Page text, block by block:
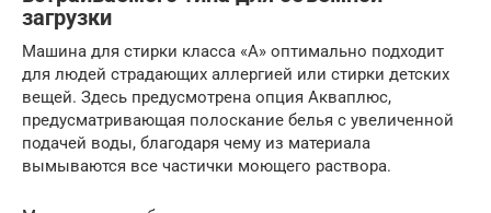
загрузки
Машина для стирки класса «А» оптимально подходит
для людей страдающих аллергией или стирки детских
вещей. Здесь предусмотрена опция Акваплюс,
предусматривающая полоскание белья с увеличенной
подачей воды, благодаря чему из материала
вымываются все частички моющего раствора.